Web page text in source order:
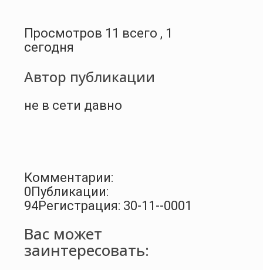
Просмотров 11 всего , 1
сегодня
Автор публикации
не в сети давно
Комментарии:
0Публикации:
94Регистрация: 30-11--0001
Вас может
заинтересовать: